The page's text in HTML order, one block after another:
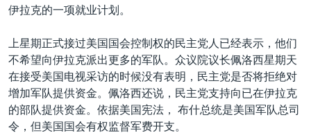
跳
到
印太
中东
欧洲
非洲
美洲
经济·金融·贸易
人权·法律·宗教
科教·文娱·体健
军事
劳工
美中关系
热点专题
白宫要闻
国会报道
美中关系
VOA视频
VOA今日焦点
中文广播
伊拉克的一项就业计划。
上星期正式接过美国国会控制权的民主党人已经表示，他们
不希望向伊拉克派出更多的军队。众议院议长佩洛西星期天
在接受美国电视采访的时候没有表明，民主党是否将拒绝对
增加军队提供资金。佩洛西还说，民主党支持向已在伊拉克
的部队提供资金。依据美国宪法， 布什总统是美国军队总司
令，但美国国会有权监督军费开支。